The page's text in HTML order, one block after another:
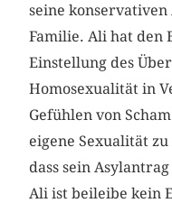
seine
Familie. Ali hat den
Einstellung des
Homosexualität in
Gefühlen von
eigene Sexualität
dass sein
Ali ist beileibe kein